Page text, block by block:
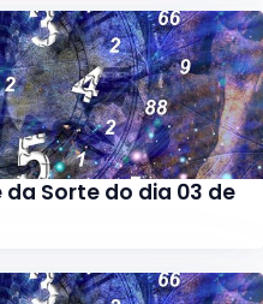
Sorte do dia 03 de